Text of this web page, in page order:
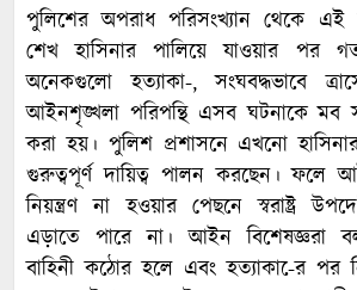
পুলিশের অপরাধ পরিসংখ্যান থেকে এই
শেখ হাসিনার পালিয়ে যাওয়ার পর
অনেকগুলো হত্যাকা-, সংঘবদ্ধভাবে
আইনশৃঙ্খলা পরিপন্থি এসব ঘটনাকে মব
করা হয়। পুলিশ প্রশাসনে এখনো
গুরুত্বপূর্ণ দায়িত্ব পালন করছেন। ফলে
নিয়ন্ত্রণ না হওয়ার পেছনে স্বরাষ্ট্র
এড়াতে পারে না। আইন বিশেষজ্ঞরা
বাহিনী কঠোর হলে এবং হত্যাকা-ের পর